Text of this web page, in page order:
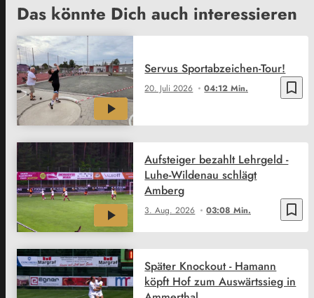
Das könnte Dich auch interessieren
bookmark_border
20. Juli 2026 04:12 Min.
Servus Sportabzeichen-Tour!
bookmark_border
3. Aug. 2026 03:08 Min.
Aufsteiger bezahlt Lehrgeld -
Luhe-Wildenau schlägt
Amberg
Später Knockout - Hamann
köpft Hof zum Auswärtssieg in